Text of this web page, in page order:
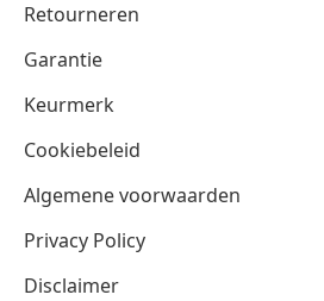
Retourneren
Garantie
Keurmerk
Cookiebeleid
Algemene voorwaarden
Privacy Policy
Disclaimer